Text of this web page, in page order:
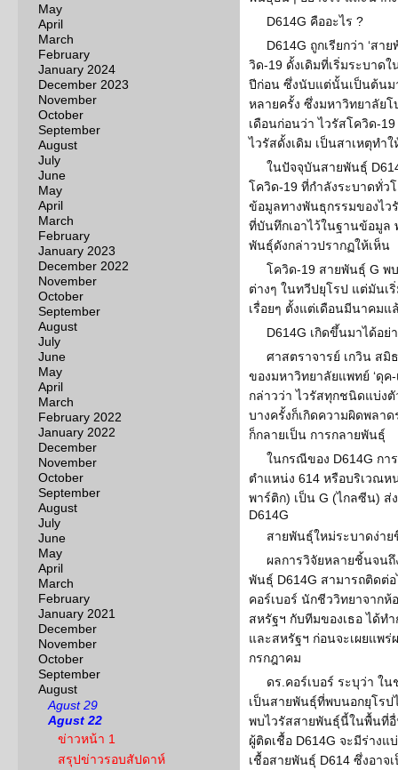
May
April
March
February
January 2024
December 2023
November
October
September
August
July
June
May
April
March
February
January 2023
December 2022
November
October
September
August
July
June
May
April
March
February 2022
January 2022
December
November
October
September
August
July
June
May
April
March
February
January 2021
December
November
October
September
August
Agust 29
Agust 22
ข่าวหน้า 1
สรุปข่าวรอบสัปดาห์
D614G คืออะไร ?
D614G ถูกเรียกว่า ‘สา
วิด-19 ดั้งเดิมที่เริ่มระบาด
ปีก่อน ซึ่งนับแต่นั้นเป็นต้นม
หลายครั้ง ซึ่งมหาวิทยาลัยโ
เดือนก่อนว่า ไวรัสโควิด-
ไวรัสดั้งเดิม เป็นสาเหตุทำ
ในปัจจุบันสายพันธุ์
โควิด-19 ที่กำลังระบาดทั่ว
ข้อมูลทางพันธุกรรมของไว
ที่บันทึกเอาไว้ในฐานข้อมูล
พันธ์ุดังกล่าวปรากฏให้เห็น
โควิด-19 สายพันธุ์ G พ
ต่างๆ ในทวีปยุโรป แต่มันเ
เรื่อยๆ ตั้งแต่เดือนมีนาคมแ
D614G เกิดขึ้นมาได้อย่
ศาสตราจารย์ เกวิน สมิ
ของมหาวิทยาลัยแพทย์ ‘ดุค-
กล่าวว่า ไวรัสทุกชนิดแบ่งตั
บางครั้งก็เกิดความผิดพลา
ก็กลายเป็น การกลายพันธุ์
ในกรณีของ D614G กา
ตำแหน่ง 614 หรือบริเวณห
พาร์ติก) เป็น G (ไกลซีน) ส่
D614G
สายพันธ์ุใหม่ระบาดง่าย
ผลการวิจัยหลายชิ้นจน
พันธุ์ D614G สามารถติดต่
คอร์เบอร์ นักชีววิทยาจาก
สหรัฐฯ กับทีมของเธอ ได้ท
และสหรัฐฯ ก่อนจะเผยแพร่
กรกฎาคม
ดร.คอร์เบอร์ ระบุว่า ใ
เป็นสายพันธ์ุที่พบนอกยุโรป
พบไวรัสสายพันธุ์นี้ในพื้นที่
ผู้ติดเชื้อ D614G จะมีร่างแ
เชื้อสายพันธุ์ D614 ซึ่งอาจ